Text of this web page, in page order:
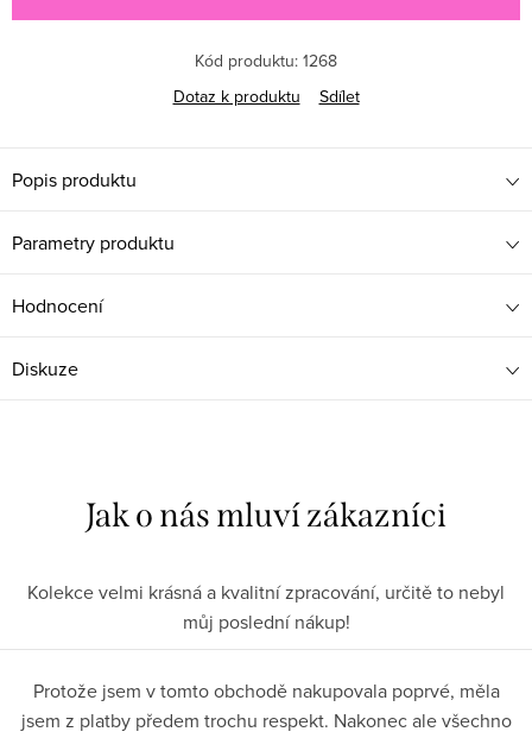
Kód produktu: 1268
Dotaz k produktu
Sdílet
Popis produktu
Parametry produktu
Hodnocení
Diskuze
Kolekce velmi krásná a kvalitní zpracování, určitě to nebyl
můj poslední nákup!
Protože jsem v tomto obchodě nakupovala poprvé, měla
jsem z platby předem trochu respekt. Nakonec ale všechno